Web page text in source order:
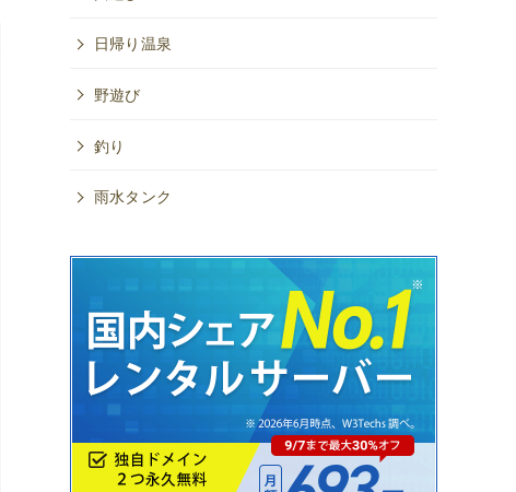
日帰り温泉
野遊び
釣り
雨水タンク